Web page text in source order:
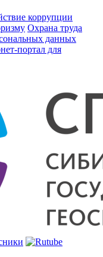
коррупции
Охрана труда
данных
портал для